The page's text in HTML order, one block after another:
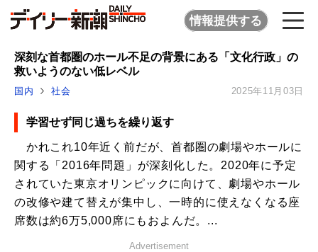
情報提供する
深刻な首都圏のホール不足の背景にある「文化行政」の
救いようのない低レベル
国内 社会 2025年11月03日
学習せず同じ過ちを繰り返す
かれこれ10年近く前だが、首都圏の劇場やホールに
関する「2016年問題」が深刻化した。2020年に予定
されていた東京オリンピックに向けて、劇場やホール
の改修や建て替えが集中し、一時的に使えなくなる座
席数は約6万5,000席にもおよんだ。...
Advertisement